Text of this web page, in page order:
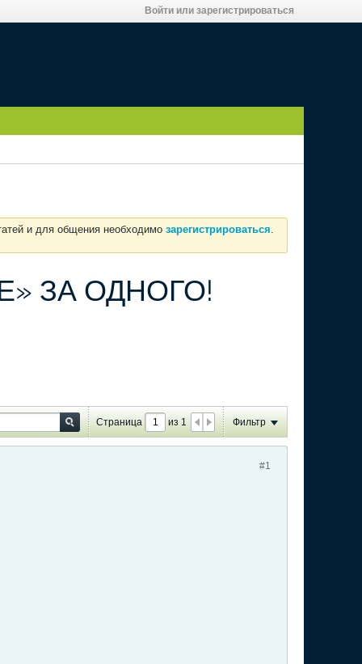
Войти или зарегистрироваться
и для общения необходимо зарегистрироваться.
ЗА ОДНОГО!
Страница из 1 Фильтр
#1